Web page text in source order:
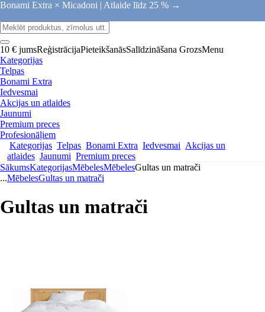
Bonami Extra × Micadoni | Atlaide līdz 25 % →
10 € jumsReģistrācijaPieteikšanāsSalīdzināšana GrozsMenu
Kategorijas
Telpas
Bonami Extra
Iedvesmai
Akcijas un atlaides
Jaunumi
Premium preces
Profesionāļiem
Kategorijas Telpas Bonami Extra Iedvesmai Akcijas un
atlaides Jaunumi Premium preces
SākumsKategorijasMēbelesMēbelesGultas un matrači
...MēbelesGultas un matrači
Gultas un matrači